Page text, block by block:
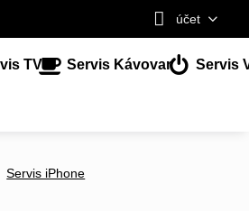
účet
TV Servis Kávovar Servis
Servis iPhone